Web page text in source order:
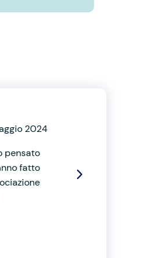
2024
pensato
fatto